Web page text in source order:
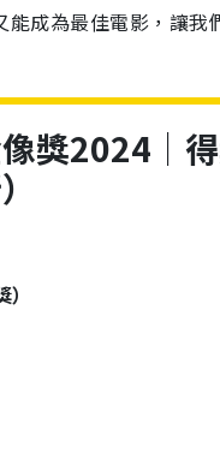
能成為最佳電影，讓我
獎2024｜